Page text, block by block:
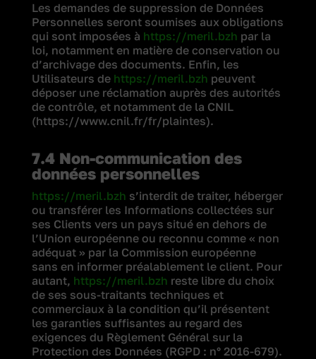
Les demandes de suppression de Données
Personnelles seront soumises aux obligations
qui sont imposées à https://meril.bzh par la
loi, notamment en matière de conservation ou
d’archivage des documents. Enfin, les
Utilisateurs de https://meril.bzh peuvent
déposer une réclamation auprès des autorités
de contrôle, et notamment de la CNIL
(https://www.cnil.fr/fr/plaintes).
7.4 Non-communication des
données personnelles
https://meril.bzh s’interdit de traiter, héberger
ou transférer les Informations collectées sur
ses Clients vers un pays situé en dehors de
l’Union européenne ou reconnu comme « non
adéquat » par la Commission européenne
sans en informer préalablement le client. Pour
autant, https://meril.bzh reste libre du choix
de ses sous-traitants techniques et
commerciaux à la condition qu’il présentent
les garanties suffisantes au regard des
exigences du Règlement Général sur la
Protection des Données (RGPD : n° 2016-679).